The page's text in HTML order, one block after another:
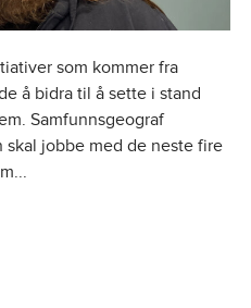
som kommer fra
å bidra til å sette i stand
Samfunnsgeograf
skal jobbe med de neste fire